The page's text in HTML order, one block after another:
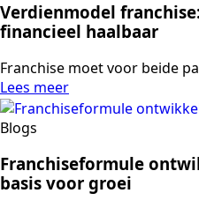
Verdienmodel
financieel haalbaar
Franchise moet voor beide
Lees meer
Blogs
Franchiseformule
basis voor groei